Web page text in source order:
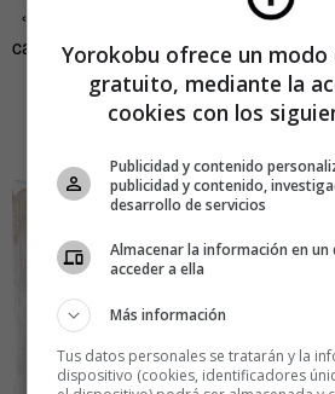
«Si yo escribiera de forma tan torpe
capullo de pecas, podría escribir
año sí y otro
Cosmo
Yorokobu ofrece un modo
gratuito, mediante la
cookies con los
Publicidad y contenido
publicidad y contenido,
desarrollo de servicios
Almacenar la información en
acceder a ella
Más información
Tus datos personales se tratarán y la
dispositivo (cookies, identificadores